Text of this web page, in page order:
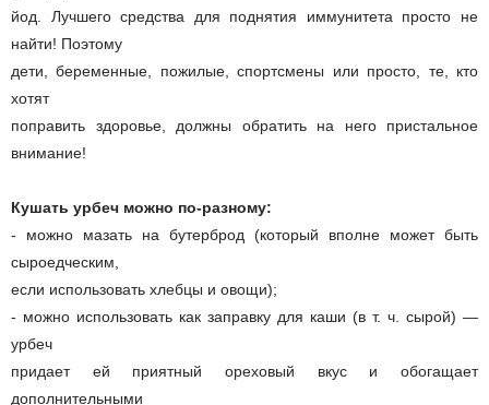
йод. Лучшего средства для поднятия иммунитета просто не
найти! Поэтому
дети, беременные, пожилые, спортсмены или просто, те, кто
хотят
поправить здоровье, должны обратить на него пристальное
внимание!
Кушать урбеч можно по-разному:
- можно мазать на бутерброд (который вполне может быть
сыроедческим,
если использовать хлебцы и овощи);
- можно использовать как заправку для каши (в т. ч. сырой) —
урбеч
придает ей приятный ореховый вкус и обогащает
дополнительными